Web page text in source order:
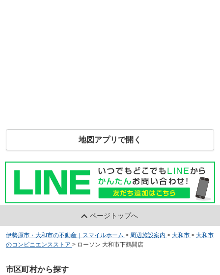
地図アプリで開く
ページトップへ
伊勢原市・大和市の不動産｜スマイルホーム > 周辺施設案内 > 大和市 > 大和市
のコンビニエンスストア > ローソン 大和市下鶴間店
市区町村から探す